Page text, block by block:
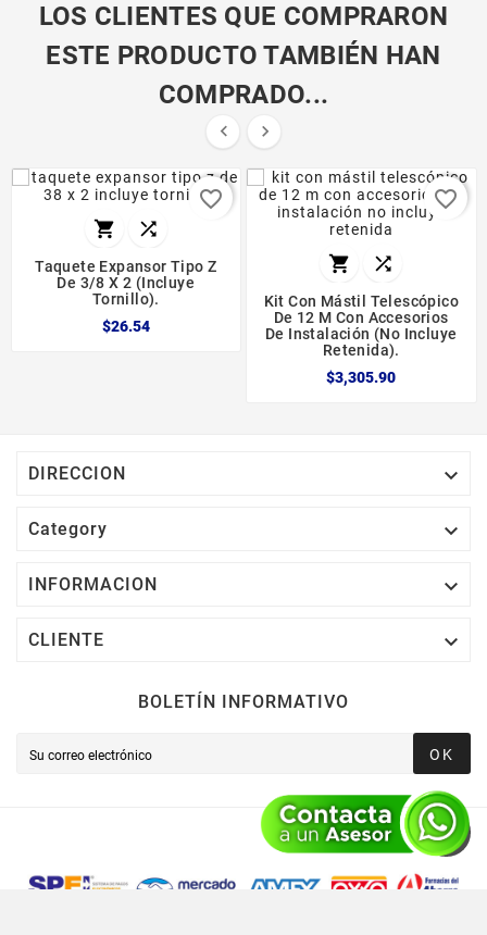
LOS CLIENTES QUE COMPRARON
ESTE PRODUCTO TAMBIÉN HAN
COMPRADO...
 
 
Taquete Expansor Tipo Z
De 3/8 X 2 (incluye
Tornillo).
$26.54
favorite_border
 
Kit Con Mástil Telescópico
De 12 M Con Accesorios
De Instalación (no Incluye
Retenida).
$3,305.90
favorite_border
DIRECCION 
Category 
INFORMACION 
CLIENTE 
BOLETÍN INFORMATIVO
OK